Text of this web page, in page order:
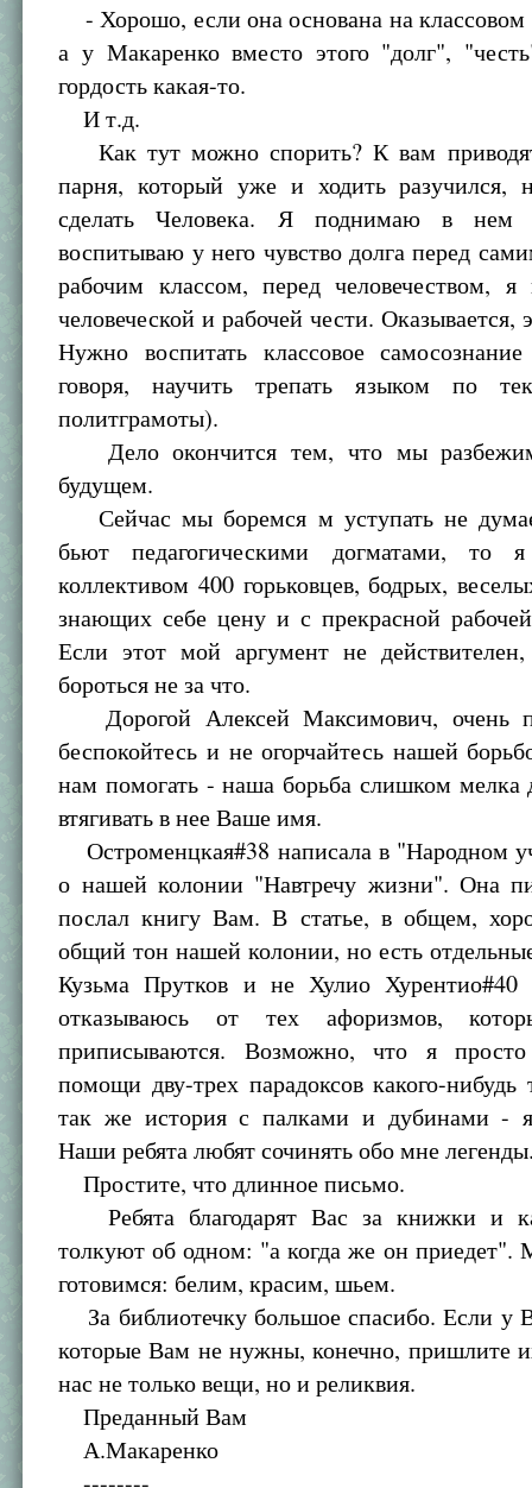
- Хорошо, если она основана на классовом
а у Макаренко вместо этого "долг",
гордость какая-то.
И т.д.
Как тут можно спорить? К вам
парня, который уже и ходить разучился,
сделать Человека. Я поднимаю в нем
воспитываю у него чувство долга перед
рабочим классом, перед человечеством,
человеческой и рабочей чести. Оказывается,
Нужно воспитать классовое
говоря, научить трепать языком по
политграмоты).
Дело окончится тем, что мы
будущем.
Сейчас мы боремся м уступать не
бьют педагогическими догматами,
коллективом 400 горьковцев, бодрых,
знающих себе цену и с прекрасной
Если этот мой аргумент не
бороться не за что.
Дорогой Алексей Максимович, очень
беспокойтесь и не огорчайтесь нашей
нам помогать - наша борьба слишком мелка
втягивать в нее Ваше имя.
Остроменцкая#38 написала в "Народном
о нашей колонии "Навтречу жизни". Она
послал книгу Вам. В статье, в общем,
общий тон нашей колонии, но есть
Кузьма Прутков и не Хулио Хурентио#40
отказываюсь от тех афоризмов,
приписываются. Возможно, что я
помощи дву-трех парадоксов какого-нибудь
так же история с палками и дубинами -
Наши ребята любят сочинять обо мне
Простите, что длинное письмо.
Ребята благодарят Вас за книжки и
толкуют об одном: "а когда же он
готовимся: белим, красим, шьем.
За библиотечку большое спасибо. Если у
которые Вам не нужны, конечно, пришлите
нас не только вещи, но и реликвия.
Преданный Вам
А.Макаренко